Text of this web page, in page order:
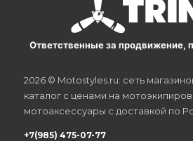
Ответственные за продвижение,
2026 © Motostyles.ru: сеть
каталог с ценами на
мотоаксессуары с доставкой по
+7(985) 475-07-77